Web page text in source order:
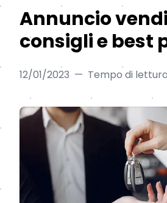
Annuncio
consigli e best
12/01/2023 — Tempo di